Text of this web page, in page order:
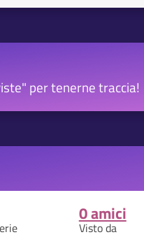
per tenerne traccia!
0 amici
Visto da